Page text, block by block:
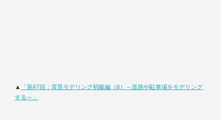
▲
「第47回：背景モデリング初級編（8）～道路や駐車場をモデリング
する～」